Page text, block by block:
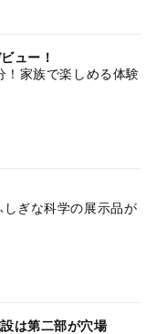
ュー！
！家族で楽しめる体験
しぎな科学の展示品が
は第二部が穴場